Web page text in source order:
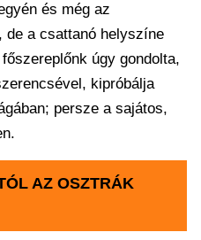
és még az
de a csattanó helyszíne
úgy gondolta,
kipróbálja
persze a sajátos,
AZ OSZTRÁK